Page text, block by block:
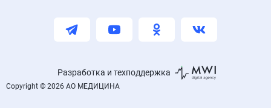
Разработка и техподдержка
Copyright © 2026 АО МЕДИЦИНА